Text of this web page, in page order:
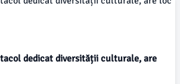
dedicat diversității culturale, are